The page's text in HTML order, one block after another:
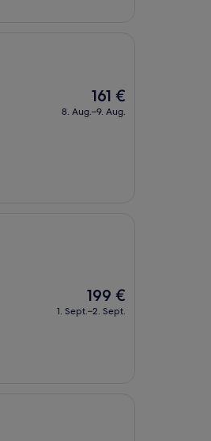
Der
Preis
beträgt
161 €
8. Aug.–9. Aug.
Der
Preis
beträgt
199 €
1. Sept.–2. Sept.